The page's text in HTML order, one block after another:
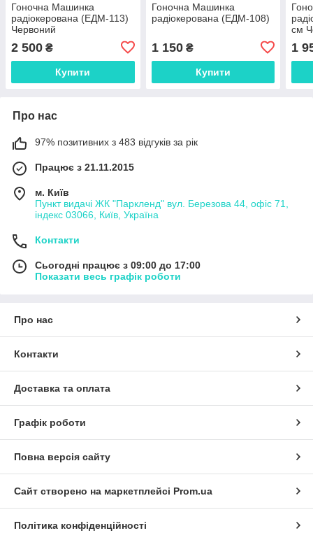
Гоночна Машинка
радіокерована (ЕДМ-113)
Червоний
2 500 ₴
Купити
Гоночна Машинка
радіокерована (ЕДМ-108)
1 150₴
Купити
см
1
Про нас
97% позитивних з 483 відгуків за рік
Працює з 21.11.2015
м. Київ
Пункт видачі ЖК "Паркленд" вул. Березова 44, офіс 71,
індекс 03066, Київ, Україна
Контакти
Сьогодні працює з 09:00 до 17:00
Показати весь графік роботи
Про нас
Контакти
Доставка та оплата
Графік роботи
Повна версія сайту
Сайт створено на маркетплейсі Prom.ua
Політика конфіденційності